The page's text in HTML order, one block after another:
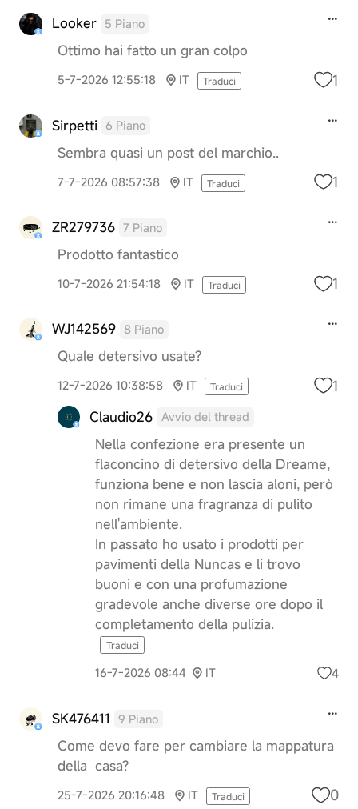
Looker 5 Piano
Ottimo hai fatto un gran colpo
5-7-2026 12:55:18 IT Traduci 1
Sirpetti 6 Piano
Sembra quasi un post del marchio..
7-7-2026 08:57:38 IT Traduci 1
ZR279736 7 Piano
Prodotto fantastico
10-7-2026 21:54:18 IT Traduci 1
WJ142569 8 Piano
Quale detersivo usate?
12-7-2026 10:38:58 IT Traduci 1
Claudio26 Avvio del thread
Nella confezione era presente un
flaconcino di detersivo della Dreame,
funziona bene e non lascia aloni, però
non rimane una fragranza di pulito
nell'ambiente.
In passato ho usato i prodotti per
pavimenti della Nuncas e li trovo
buoni e con una profumazione
gradevole anche diverse ore dopo il
completamento della pulizia.
Traduci
16-7-2026 08:44 IT 4
SK476411 9 Piano
Come devo fare per cambiare la mappatura
della casa?
25-7-2026 20:16:48 IT Traduci 0